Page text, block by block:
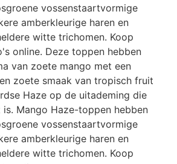
vossenstaartvormige
amberkleurige haren en
witte trichomen. Koop
online. Deze toppen hebben
van zoete mango met een
zoete smaak van tropisch fruit
Haze op de uitademing die
is. Mango Haze-toppen hebben
vossenstaartvormige
amberkleurige haren en
witte trichomen. Koop